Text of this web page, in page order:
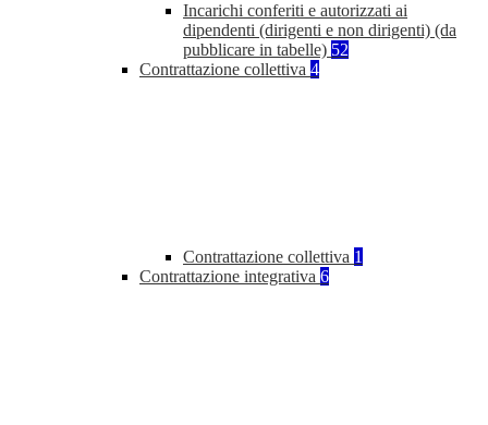
Incarichi conferiti e autorizzati ai
dipendenti (dirigenti e non dirigenti) (da
pubblicare in tabelle) 52
Contrattazione collettiva 4
Contrattazione collettiva 1
Contrattazione integrativa 6